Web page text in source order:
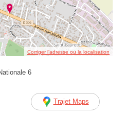
Corriger l’adresse ou la localisation
6
Trajet Maps